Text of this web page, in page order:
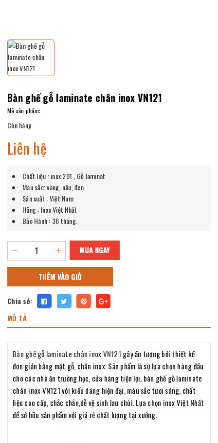
Bàn ghế gỗ laminate chân inox VN121
Mã sản phẩm:
Còn hàng
Liên hệ
Chất liệu : inox 201 , Gỗ laminat
Màu sắc: vàng, nâu, đen
Sản xuất : Việt Nam
Hãng : Inox Việt Nhất
Bảo Hành : 36 tháng.
MUA NGAY
THÊM VÀO GIỎ
Chia sẻ:
MÔ TẢ
Bàn ghế gỗ laminate chân inox VN121 gây ấn tượng bởi thiết kế
đơn giản bằng mặt gỗ, chân inox. Sản phẩm là sự lựa chọn hàng đầu
cho các nhà ăn trường học, cửa hàng tiện lợi, bàn ghế gỗ laminate
chân inox VN121 với kiểu dáng hiện đại, màu sắc tươi sáng, chất
liệu cao cấp, chắc chắn,dễ vệ sinh lau chùi. Lựa chọn inox Việt Nhất
để sở hữu sản phẩm với giá rẻ chất lượng tại xưởng.